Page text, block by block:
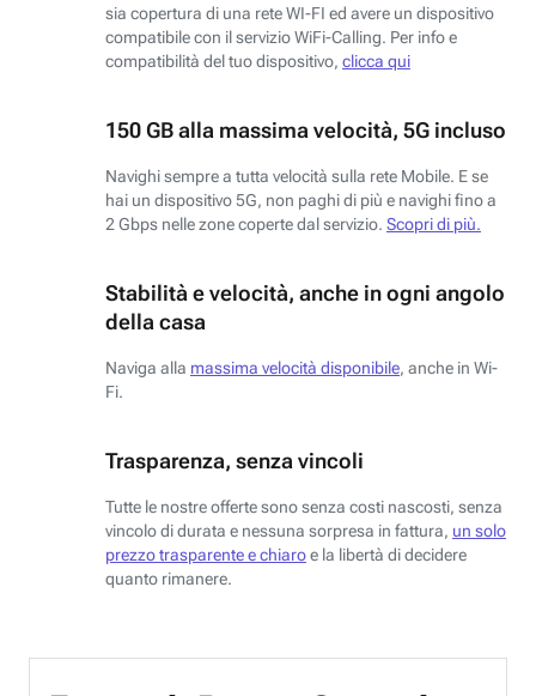
sia copertura di una rete WI-FI ed avere un dispositivo
compatibile con il servizio WiFi-Calling. Per info e
compatibilità del tuo dispositivo, clicca qui
150 GB alla massima velocità, 5G incluso
Navighi sempre a tutta velocità sulla rete Mobile. E se
hai un dispositivo 5G, non paghi di più e navighi fino a
2 Gbps nelle zone coperte dal servizio. Scopri di più.
Stabilità e velocità, anche in ogni angolo
della casa
Naviga alla massima velocità disponibile, anche in Wi-
Fi.
Trasparenza, senza vincoli
Tutte le nostre offerte sono senza costi nascosti, senza
vincolo di durata e nessuna sorpresa in fattura, un solo
prezzo trasparente e chiaroe la libertà di decidere
quanto rimanere.